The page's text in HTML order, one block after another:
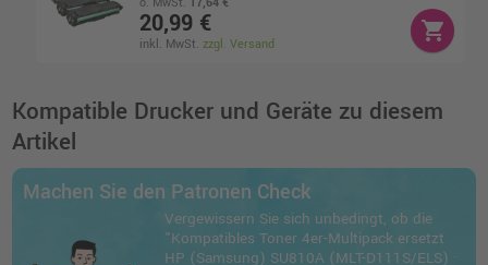
20,99 €
inkl. MwSt.zzgl. Versand
shopping_cart
Kompatible Drucker und Geräte zu diesem
Artikel
Machen Sie den Patronen Check
Vergewissern Sie sich unbedingt, ob die
"Kompatibles Toner 4er-Multipack ersetzt
HP (Samsung) SU810A (MLT-D111S/ELS) ·